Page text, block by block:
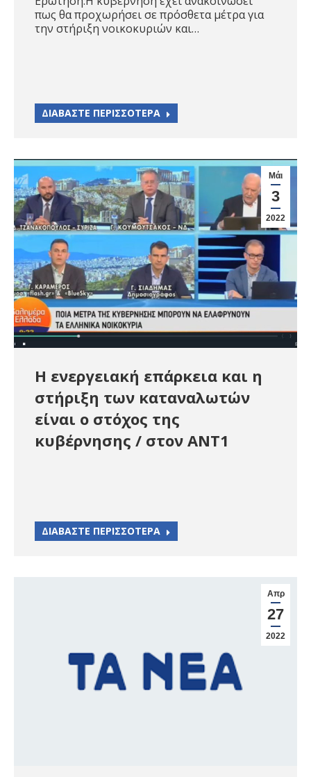
πως θα προχωρήσει σε πρόσθετα μέτρα για
την στήριξη νοικοκυριών και…
ΔΙΑΒΑΣΤΕ ΠΕΡΙΣΣΟΤΕΡΑ
Μάι
3
2022
Η ενεργειακή επάρκεια και η
στήριξη των καταναλωτών
είναι ο στόχος της
κυβέρνησης / στον ΑΝΤ1
ΔΙΑΒΑΣΤΕ ΠΕΡΙΣΣΟΤΕΡΑ
Απρ
27
2022